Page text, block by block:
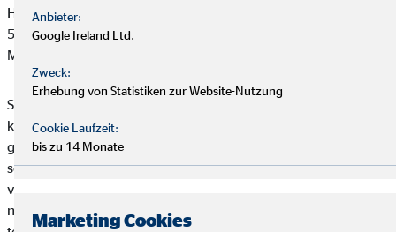
Heumarkt 1
50667 Köln
Mail:
Sofern im Falle einer Kundenbeschwerde ausnahmsweise
keine einvernehmliche Lösung mit unserem Unternehmen
gefunden werden kann, ist unser Unternehmen bereit und
sofern die Kundenbeschwerde Versicherungsprodukte betrifft,
verpflichtet, an einem Streitbeilegungsverfahren vor der
nachstehenden anerkannten Verbraucherschlichtungsstelle
Anbieter:
Google Ireland Ltd.
Zweck:
Erhebung von Statistiken zur Website-Nutzung
Cookie Laufzeit:
bis zu 14 Monate
Marketing Cookies